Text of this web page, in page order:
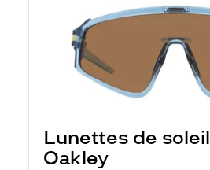
Lunettes de soleil
Oakley